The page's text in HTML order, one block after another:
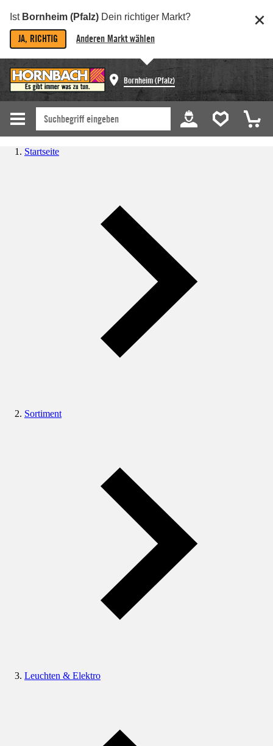
Ist Bornheim (Pfalz) Dein richtiger Markt?
JA, RICHTIG Anderen Markt wählen
Bornheim (Pfalz)
Startseite
Sortiment
Leuchten & Elektro